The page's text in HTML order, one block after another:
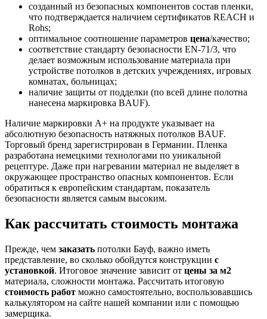
созданный из безопасных компонентов состав пленки,
что подтверждается наличием сертификатов REACH и
Rohs;
оптимальное соотношение параметров цена/качество;
соответствие стандарту безопасности EN-71/3, что
делает возможным использование материала при
устройстве потолков в детских учреждениях, игровых
комнатах, больницах;
наличие защиты от подделки (по всей длине полотна
нанесена маркировка BAUF).
Наличие маркировки A+ на продукте указывает на
абсолютную безопасность натяжных потолков BAUF.
Торговый бренд зарегистрирован в Германии. Пленка
разработана немецкими технологами по уникальной
рецептуре. Даже при нагревании материал не выделяет в
окружающее пространство опасных компонентов. Если
обратиться к европейским стандартам, показатель
безопасности является самым высоким.
Как рассчитать стоимость монтажа
Прежде, чем заказать потолки Бауф, важно иметь
представление, во сколько обойдутся конструкции с
установкой. Итоговое значение зависит от цены за м2
материала, сложности монтажа. Рассчитать итоговую
стоимость работ можно самостоятельно, воспользовавшись
калькулятором на сайте нашей компании или с помощью
замерщика.